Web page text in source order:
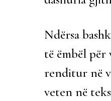
Ndërsa
të ëmbël për
renditur në
veten në